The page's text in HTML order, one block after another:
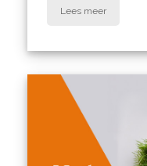
Lees meer